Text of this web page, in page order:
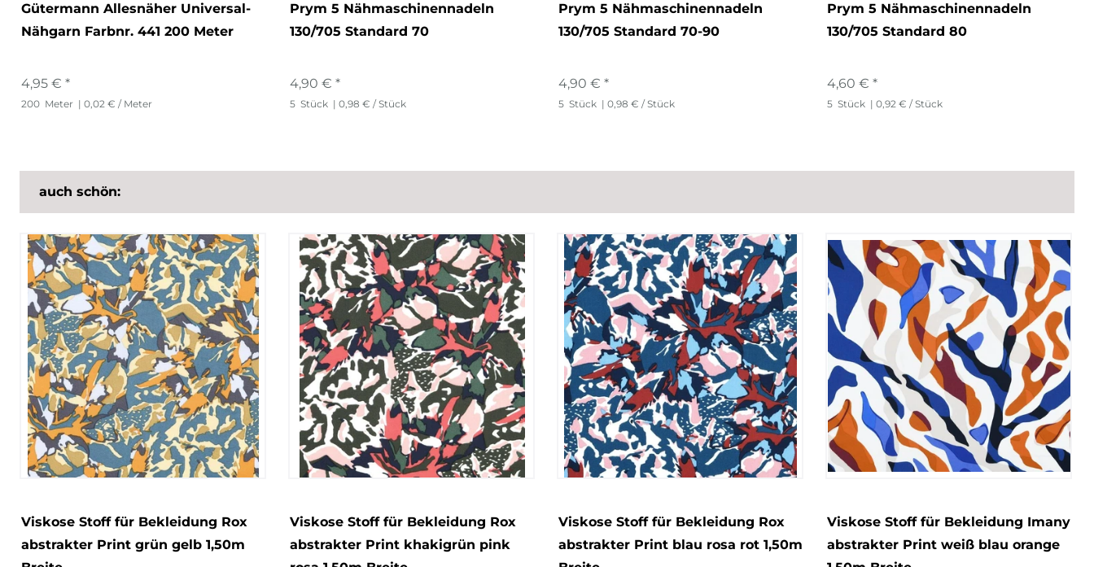
Gütermann Allesnäher Universal-
Nähgarn Farbnr. 441 200 Meter
4,95 € *
200 Meter | 0,02 € / Meter
Prym 5 Nähmaschinennadeln
130/705 Standard 70
4,90 € *
5 Stück | 0,98 € / Stück
Prym 5 Nähmaschinennadeln
130/705 Standard 70-90
4,90 € *
5 Stück | 0,98 € / Stück
Prym 5 Nähmaschinennadeln
130/705 Standard 80
4,60 € *
5 Stück | 0,92 € / Stück
auch schön:
Viskose Stoff für Bekleidung Rox
abstrakter Print grün gelb 1,50m
Viskose Stoff für Bekleidung Rox
abstrakter Print khakigrün pink
Viskose Stoff für Bekleidung Rox
abstrakter Print blau rosa rot 1,50m
Viskose Stoff für Bekleidung Imany
abstrakter Print weiß blau orange